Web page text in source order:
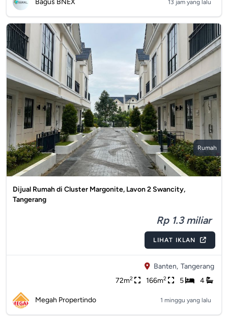
Bagus BNEX 13 jam yang lalu
Rumah
Dijual Rumah di Cluster Margonite, Lavon 2 Swancity,
Tangerang
Rp 1.3 miliar
LIHAT IKLAN
Banten, Tangerang
72m2 166m2 5 4
Megah Propertindo 1 minggu yang lalu